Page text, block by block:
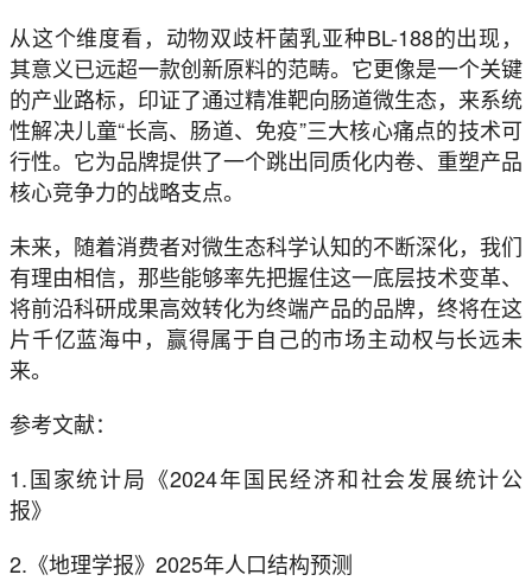
从这个维度看，动物双歧杆菌乳亚种BL-188的出现，
其意义已远超一款创新原料的范畴。它更像是一个关键
的产业路标，印证了通过精准靶向肠道微生态，来系统
性解决儿童“长高、肠道、免疫”三大核心痛点的技术可
行性。它为品牌提供了一个跳出同质化内卷、重塑产品
核心竞争力的战略支点。
未来，随着消费者对微生态科学认知的不断深化，我们
有理由相信，那些能够率先把握住这一底层技术变革、
将前沿科研成果高效转化为终端产品的品牌，终将在这
片千亿蓝海中，赢得属于自己的市场主动权与长远未
来。
参考文献：
1.国家统计局《2024年国民经济和社会发展统计公
报》
2.《地理学报》2025年人口结构预测